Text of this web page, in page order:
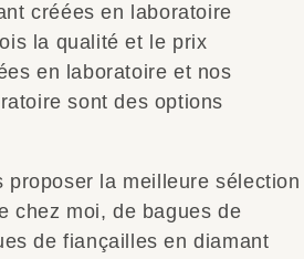
créées en laboratoire
la qualité et le prix
en laboratoire et nos
sont des options
la meilleure sélection
chez moi, de bagues de
de fiançailles en diamant